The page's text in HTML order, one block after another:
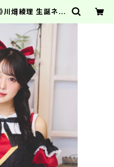
川畑綾理 生誕ネッ